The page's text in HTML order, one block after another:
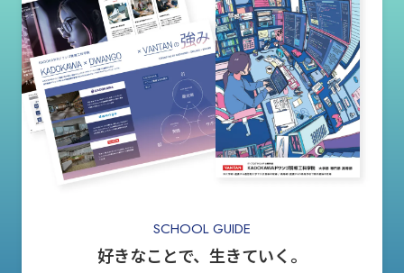
SCHOOL GUIDE
好きなことで、生きていく。